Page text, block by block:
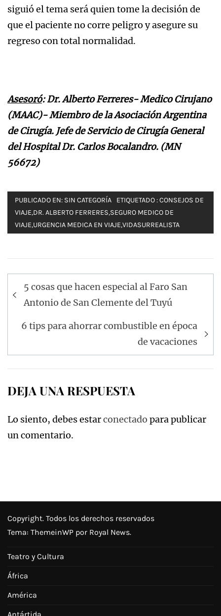
siguió el tema será quien tome la decisión de
que el paciente no corre peligro y asegure su
regreso con total normalidad.
Asesoró: Dr. Alberto Ferreres- Medico Cirujano
(MAAC)- Miembro de la Asociación Argentina
de Cirugía. Jefe de Servicio de Cirugía General
del Hospital Dr. Carlos Bocalandro. (MN
56672)
PUBLICADO EN: SIN CATEGORÍA ETIQUETADO :CONSEJOS DE
VIAJE,DR. ALBERTO FERRERES,SEGURO MEDICO DE
VIAJE,URGENCIA MEDICA EN VIAJE,VIDASURREALISTA
Navegación
de
5 cosas que hacen especial al Faro San
Antonio de San Clemente del Tuyú
6 tips para ahorrar combustible en época
de vacaciones
DEJA UNA RESPUESTA
Lo siento, debes estarconectado para publicar
un comentario.
Copyright. Todos los derechos reservados
Tema: ThemeinWP por Royal News.
Teatro y Cultura
África
América